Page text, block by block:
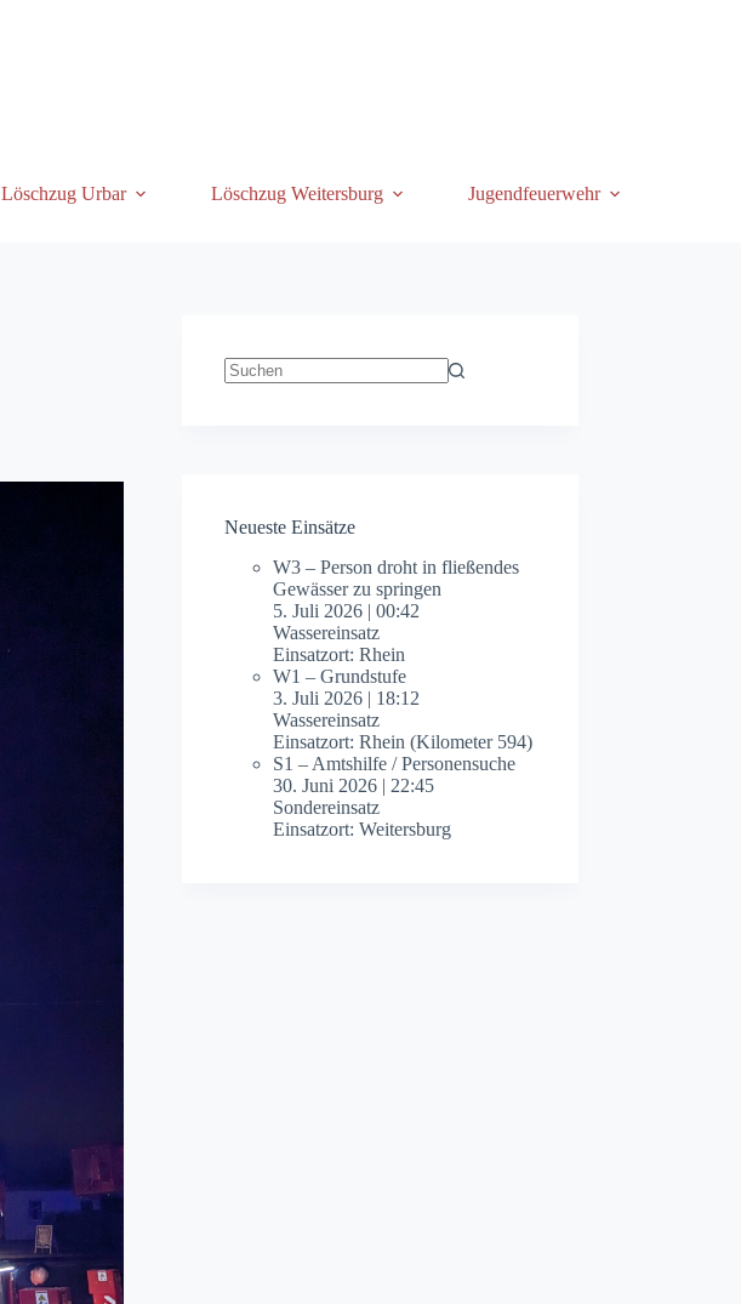
Löschzug Urbar Löschzug Weitersburg Jugendfeuerwehr
Neueste Einsätze
W3 – Person droht in fließendes
Gewässer zu springen
5. Juli 2026 |00:42
Wassereinsatz
Einsatzort: Rhein
W1 – Grundstufe
3. Juli 2026 | 18:12
Wassereinsatz
Einsatzort: Rhein (Kilometer 594)
S1 – Amtshilfe / Personensuche
30. Juni 2026 | 22:45
Sondereinsatz
Einsatzort: Weitersburg